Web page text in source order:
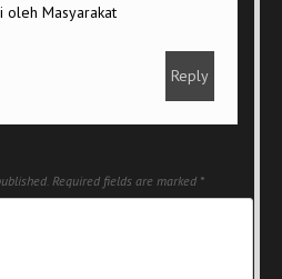
oleh Masyarakat
Reply
Required fields are marked *